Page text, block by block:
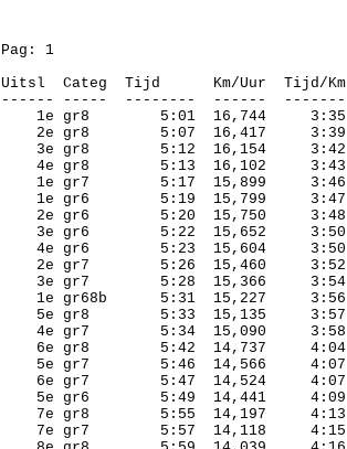
Pag : 1
Uitsl Categ Tijd Km/Uur
Tijd/Km
------ ----- -------- ------
-------
1e gr8 5:01 16,744
3:35
2e gr8 5:07 16,417
3:39
3e gr8 5:12 16,154
3:42
4e gr8 5:13 16,102
3:43
1e gr7 5:17 15,899
3:46
1e gr6 5:19 15,799
3:47
2e gr6 5:20 15,750
3:48
3e gr6 5:22 15,652
3:50
4e gr6 5:23 15,604
3:50
2e gr7 5:26 15,460
3:52
3e gr7 5:28 15,366
3:54
1e gr68b 5:31 15,227
3:56
5e gr8 5:33 15,135
3:57
4e gr7 5:34 15,090
3:58
6e gr8 5:42 14,737
4:04
5e gr7 5:46 14,566
4:07
6e gr7 5:47 14,524
4:07
5e gr6 5:49 14,441
4:09
7e gr8 5:55 14,197
4:13
7e gr7 5:57 14,118
4:15